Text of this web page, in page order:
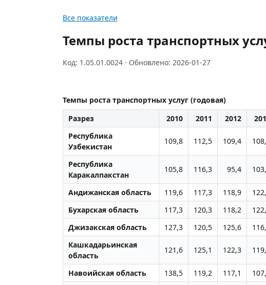
Все показатели
Темпы роста транспортных
Код: 1.05.01.0024 · Обновлено: 2026-01-27
Темпы роста транспортных услуг (годовая)
Разрез
2010 2011 2012
Республика
Узбекистан
109,8 112,5 109,4
Республика
Каракалпакстан
105,8 116,3 95,4
Андижанская область 119,6 117,3 118,9
Бухарская область
117,3 120,3 118,2
Джизакская область
127,3 120,5 125,6
Кашкадарьинская
область
121,6 125,1 122,3
Навоийская область 138,5 119,2 117,1